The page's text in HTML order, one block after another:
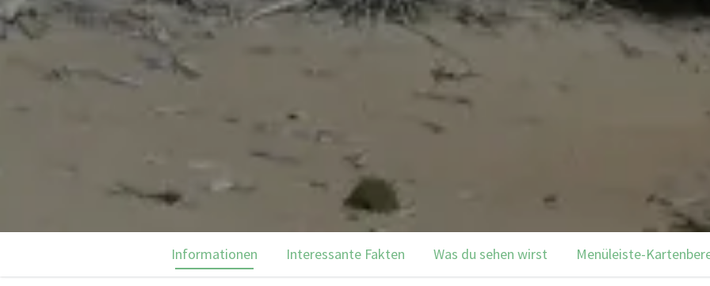
Informationen Interessante Fakten Was du sehen wirst Menüleiste-